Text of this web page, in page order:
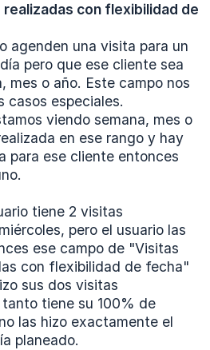
con flexibilidad de
agenden una visita para un
pero que ese cliente sea
mes o año. Este campo nos
casos especiales.
viendo semana, mes o
en ese rango y hay
para ese cliente entonces
tiene 2 visitas
pero el usuario las
ese campo de "Visitas
con flexibilidad de fecha"
sus dos visitas
tiene su 100% de
las hizo exactamente el
planeado.